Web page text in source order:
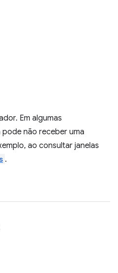
Em algumas
pode não receber uma
ao consultar janelas
.